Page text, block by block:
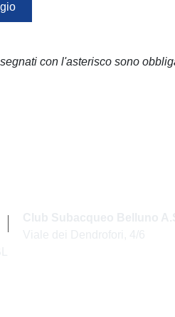
con l'asterisco sono